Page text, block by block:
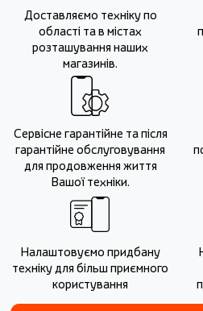
Доставляємо техніку по
області та в містах
розташування наших
магазинів.
Сервісне гарантійне та після
гарантійне обслуговування
для продовження життя
Вашої техніки.
Налаштовуємо придбану
техніку для більш приємного
користування